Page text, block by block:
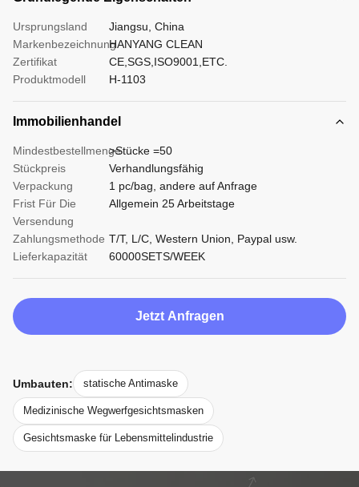
Ursprungsland
Jiangsu, China
MarkenbezeichnungHANYANG CLEAN
Zertifikat
CE,SGS,ISO9001,ETC.
Produktmodell
H-1103
Immobilienhandel
Mindestbestellmenge>Stücke =50
Stückpreis
Verhandlungsfähig
Verpackung
1 pc/bag, andere auf Anfrage
Frist Für Die
Versendung
Allgemein 25 Arbeitstage
Zahlungsmethode T/T, L/C, Western Union, Paypal usw.
Lieferkapazität
60000SETS/WEEK
Jetzt Anfragen
Umbauten: statische Antimaske
Medizinische Wegwerfgesichtsmasken
Gesichtsmaske für Lebensmittelindustrie